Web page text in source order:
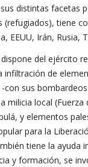
distintas facetas
(refugiados), tiene
EEUU, Irán, Rusia,
del ejército
infiltración de
con sus
milicia local
y elementos
para la
tiene la ayuda
y formación, se